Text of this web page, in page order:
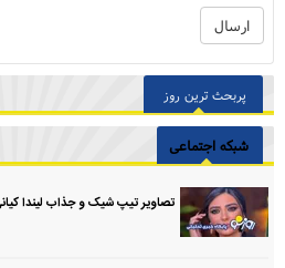
پربحث ترین روز
شبکه اجتماعی
تصاویر تیپ شیک و جذاب لیندا